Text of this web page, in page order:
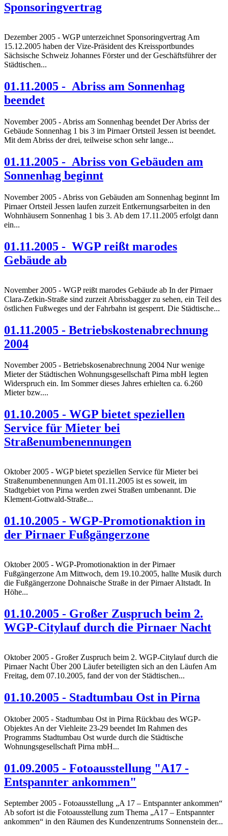
Sponsoringvertrag
Dezember 2005 - WGP unterzeichnet Sponsoringvertrag Am
15.12.2005 haben der Vize-Präsident des Kreissportbundes
Sächsische Schweiz Johannes Förster und der Geschäftsführer der
Städtischen...
01.11.2005 - Abriss am Sonnenhag
beendet
November 2005 - Abriss am Sonnenhag beendet Der Abriss der
Gebäude Sonnenhag 1 bis 3 im Pirnaer Ortsteil Jessen ist beendet.
Mit dem Abriss der drei, teilweise schon sehr lange...
01.11.2005 - Abriss von Gebäuden am
Sonnenhag beginnt
November 2005 - Abriss von Gebäuden am Sonnenhag beginnt Im
Pirnaer Ortsteil Jessen laufen zurzeit Entkernungsarbeiten in den
Wohnhäusern Sonnenhag 1 bis 3. Ab dem 17.11.2005 erfolgt dann
ein...
01.11.2005 - WGP reißt marodes
Gebäude ab
November 2005 - WGP reißt marodes Gebäude ab In der Pirnaer
Clara-Zetkin-Straße sind zurzeit Abrissbagger zu sehen, ein Teil des
östlichen Fußweges und der Fahrbahn ist gesperrt. Die Städtische...
01.11.2005 - Betriebskostenabrechnung
2004
November 2005 - Betriebskosenabrechnung 2004 Nur wenige
Mieter der Städtischen Wohnungsgesellschaft Pirna mbH legten
Widerspruch ein. Im Sommer dieses Jahres erhielten ca. 6.260
Mieter bzw....
01.10.2005 - WGP bietet speziellen
Service für Mieter bei
Straßenumbenennungen
Oktober 2005 - WGP bietet speziellen Service für Mieter bei
Straßenumbenennungen Am 01.11.2005 ist es soweit, im
Stadtgebiet von Pirna werden zwei Straßen umbenannt. Die
Klement-Gottwald-Straße...
01.10.2005 - WGP-Promotionaktion in
der Pirnaer Fußgängerzone
Oktober 2005 - WGP-Promotionaktion in der Pirnaer
Fußgängerzone Am Mittwoch, dem 19.10.2005, hallte Musik durch
die Fußgängerzone Dohnaische Straße in der Pirnaer Altstadt. In
Höhe...
01.10.2005 - Großer Zuspruch beim 2.
WGP-Citylauf durch die Pirnaer Nacht
Oktober 2005 - Großer Zuspruch beim 2. WGP-Citylauf durch die
Pirnaer Nacht Über 200 Läufer beteiligten sich an den Läufen Am
Freitag, dem 07.10.2005, fand der von der Städtischen...
01.10.2005 - Stadtumbau Ost in Pirna
Oktober 2005 - Stadtumbau Ost in Pirna Rückbau des WGP-
Objektes An der Viehleite 23-29 beendet Im Rahmen des
Programms Stadtumbau Ost wurde durch die Städtische
Wohnungsgesellschaft Pirna mbH...
01.09.2005 - Fotoausstellung "A17 -
Entspannter ankommen"
September 2005 - Fotoausstellung „A 17 – Entspannter ankommen“
Ab sofort ist die Fotoausstellung zum Thema „A17 – Entspannter
ankommen“ in den Räumen des Kundenzentrums Sonnenstein der...